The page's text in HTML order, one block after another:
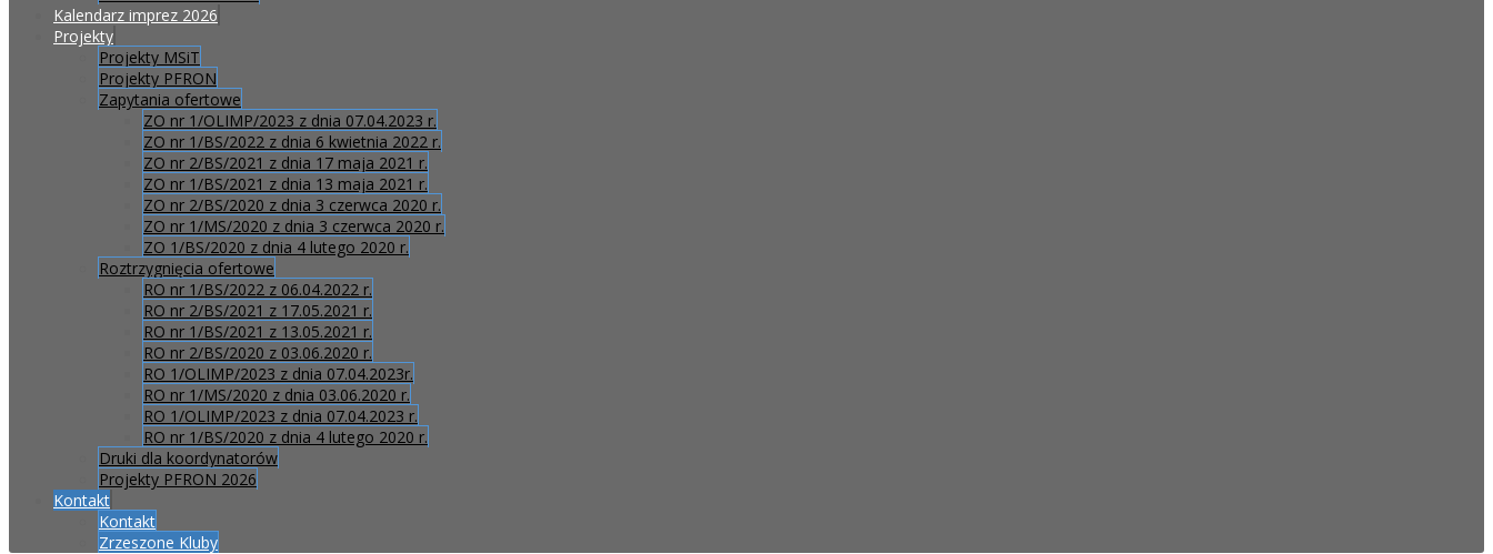
Kalendarz imprez 2026
Projekty
Projekty MSiT
Projekty PFRON
Zapytania ofertowe
ZO nr 1/OLIMP/2023 z dnia 07.04.2023 r.
ZO nr 1/BS/2022 z dnia 6 kwietnia 2022 r.
ZO nr 2/BS/2021 z dnia 17 maja 2021 r.
ZO nr 1/BS/2021 z dnia 13 maja 2021 r.
ZO nr 2/BS/2020 z dnia 3 czerwca 2020 r.
ZO nr 1/MS/2020 z dnia 3 czerwca 2020 r.
ZO 1/BS/2020 z dnia 4 lutego 2020 r.
Roztrzygnięcia ofertowe
RO nr 1/BS/2022 z 06.04.2022 r.
RO nr 2/BS/2021 z 17.05.2021 r.
RO nr 1/BS/2021 z 13.05.2021 r.
RO nr 2/BS/2020 z 03.06.2020 r.
RO 1/OLIMP/2023 z dnia 07.04.2023r.
RO nr 1/MS/2020 z dnia 03.06.2020 r.
RO 1/OLIMP/2023 z dnia 07.04.2023 r.
RO nr 1/BS/2020 z dnia 4 lutego 2020 r.
Druki dla koordynatorów
Projekty PFRON 2026
Kontakt
Kontakt
Zrzeszone Kluby